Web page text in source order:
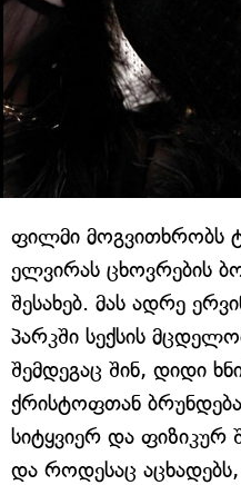
ფილმი მოგვითხრობს
ელვირას ცხოვრების
შესახებ. მას ადრე
პარკში სექსის
შემდეგაც შინ, დიდი
ქრისტოფთან
სიტყვიერ და ფიზიკურ
და როდესაც